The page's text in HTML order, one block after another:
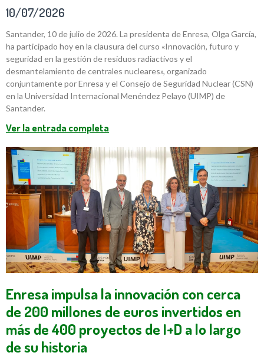
10/07/2026
Santander, 10 de julio de 2026. La presidenta de Enresa, Olga García,
ha participado hoy en la clausura del curso «Innovación, futuro y
seguridad en la gestión de residuos radiactivos y el
desmantelamiento de centrales nucleares», organizado
conjuntamente por Enresa y el Consejo de Seguridad Nuclear (CSN)
en la Universidad Internacional Menéndez Pelayo (UIMP) de
Santander.
Ver la entrada completa
Enresa impulsa la innovación con cerca
de 200 millones de euros invertidos en
más de 400 proyectos de I+D a lo largo
de su historia